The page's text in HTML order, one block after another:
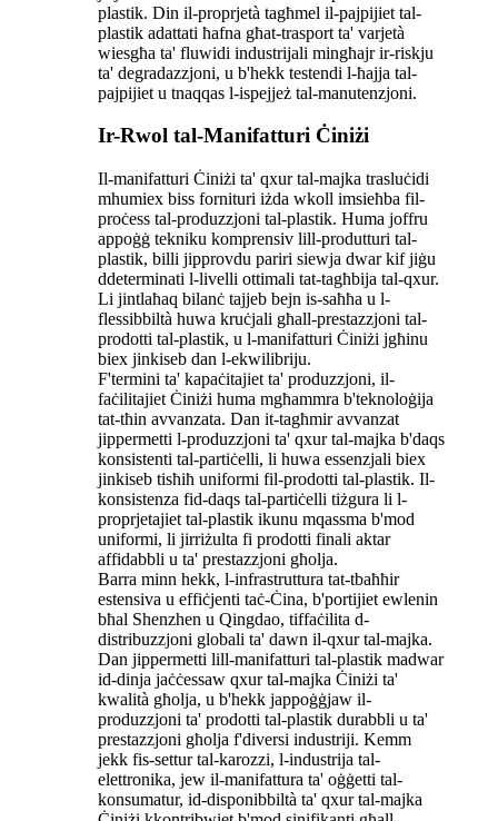
plastik. Din il-proprjetà tagħmel il-pajpijiet tal-
plastik adattati ħafna għat-trasport ta' varjetà
wiesgħa ta' fluwidi industrijali mingħajr ir-riskju
ta' degradazzjoni, u b'hekk testendi l-ħajja tal-
pajpijiet u tnaqqas l-ispejjeż tal-manutenzjoni.
Ir-Rwol tal-Manifatturi Ċiniżi
Il-manifatturi Ċiniżi ta' qxur tal-majka trasluċidi
mhumiex biss fornituri iżda wkoll imsieħba fil-
proċess tal-produzzjoni tal-plastik. Huma joffru
appoġġ tekniku komprensiv lill-produtturi tal-
plastik, billi jipprovdu pariri siewja dwar kif jiġu
ddeterminati l-livelli ottimali tat-tagħbija tal-qxur.
Li jintlaħaq bilanċ tajjeb bejn is-saħħa u l-
flessibbiltà huwa kruċjali għall-prestazzjoni tal-
prodotti tal-plastik, u l-manifatturi Ċiniżi jgħinu
biex jinkiseb dan l-ekwilibriju.
F'termini ta' kapaċitajiet ta' produzzjoni, il-
faċilitajiet Ċiniżi huma mgħammra b'teknoloġija
tat-tħin avvanzata. Dan it-tagħmir avvanzat
jippermetti l-produzzjoni ta' qxur tal-majka b'daqs
konsistenti tal-partiċelli, li huwa essenzjali biex
jinkiseb tisħiħ uniformi fil-prodotti tal-plastik. Il-
konsistenza fid-daqs tal-partiċelli tiżgura li l-
proprjetajiet tal-plastik ikunu mqassma b'mod
uniformi, li jirriżulta fi prodotti finali aktar
affidabbli u ta' prestazzjoni għolja.
Barra minn hekk, l-infrastruttura tat-tbaħħir
estensiva u effiċjenti taċ-Ċina, b'portijiet ewlenin
bħal Shenzhen u Qingdao, tiffaċilita d-
distribuzzjoni globali ta' dawn il-qxur tal-majka.
Dan jippermetti lill-manifatturi tal-plastik madwar
id-dinja jaċċessaw qxur tal-majka Ċiniżi ta'
kwalità għolja, u b'hekk jappoġġjaw il-
produzzjoni ta' prodotti tal-plastik durabbli u ta'
prestazzjoni għolja f'diversi industriji. Kemm
jekk fis-settur tal-karozzi, l-industrija tal-
elettronika, jew il-manifattura ta' oġġetti tal-
konsumatur, id-disponibbiltà ta' qxur tal-majka